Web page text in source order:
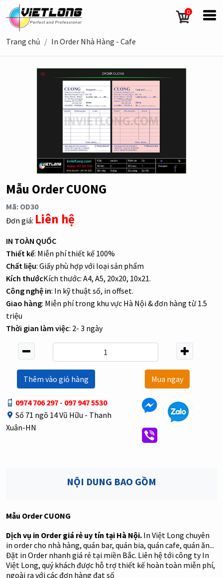
0
Trang chủ In Order Nhà Hàng - Cafe
Mẫu Order CUONG
Mã: OD30
Đơn giá: Liên hệ
IN TOÀN QUỐC
Thiết kế: Miễn phí thiết kế 100%
Chất liệu: Giấy phù hợp với loại sản phẩm
Kích thướcKích thước: A4, A5, 20x20, 10x21.
Công nghệ in: In kỹ thuật số, in offset.
Giao hàng: Miễn phí trong khu vực Hà Nội & đơn hàng từ 1.5
triệu
Thời gian làm việc: 2- 3 ngày
Thêm vào giỏ hàng Mua ngay
0974 706 297 - 097 947 5530
Số 71 ngõ 14 Vũ Hữu - Thanh
Xuân-HN
NỘI DUNG BAO GỒM
Mẫu Order CUONG
Dịch vụ in Order giá rẻ uy tín tại Hà Nội. In Việt Long chuyên
in order cho nhà hàng, quán bar, quán bia, quán cafe, quán ăn...
Đặt in Order nhanh giá rẻ tại miền Bắc. Liên hệ tới công ty In
Việt Long, quý khách được hỗ trợ thiết kế hoàn toàn miễn phí,
ngoài ra với các đơn hàng đạt số